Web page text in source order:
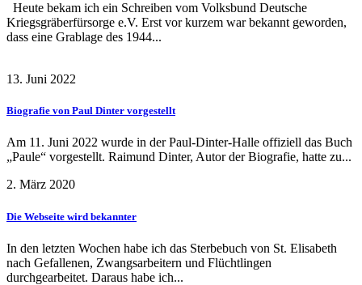
Heute bekam ich ein Schreiben vom Volksbund Deutsche
Kriegsgräberfürsorge e.V. Erst vor kurzem war bekannt geworden,
dass eine Grablage des 1944...
13. Juni 2022
Biografie von Paul Dinter vorgestellt
Am 11. Juni 2022 wurde in der Paul-Dinter-Halle offiziell das Buch
„Paule“ vorgestellt. Raimund Dinter, Autor der Biografie, hatte zu...
2. März 2020
Die Webseite wird bekannter
In den letzten Wochen habe ich das Sterbebuch von St. Elisabeth
nach Gefallenen, Zwangsarbeitern und Flüchtlingen
durchgearbeitet. Daraus habe ich...